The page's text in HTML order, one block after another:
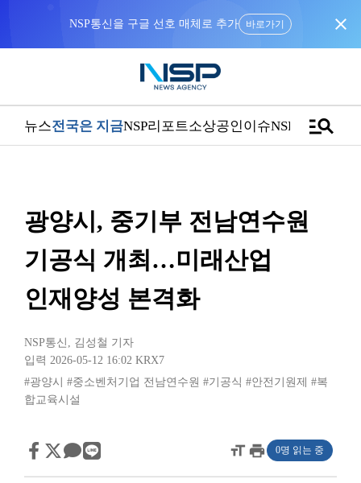
NSP통신을 구글 선호 매체로 추가 바로가기 close
뉴스전국은 지금NSP리포트소상공인이슈NSPTVmanage_search
광양시, 중기부 전남연수원
기공식 개최…미래산업
인재양성 본격화
NSP통신 , 김성철 기자
입력 2026-05-12 16:02 KRX7
#광양시
#중소벤처기업 전남연수원 #기공식 #안전기원제 #복
합교육시설
format_sizeprint 0명 읽는 중